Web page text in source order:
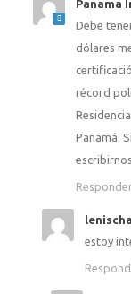
Panama
Debe
dólares
récord
Panamá.
estoy